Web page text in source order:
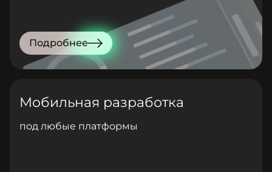
Подробнее
Мобильная разработка
под любые платформы